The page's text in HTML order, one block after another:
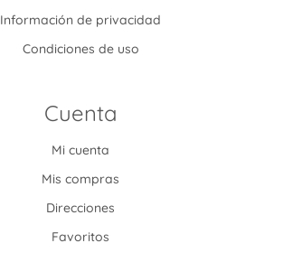
Información de privacidad
Condiciones de uso
Cuenta
Mi cuenta
Mis compras
Direcciones
Favoritos